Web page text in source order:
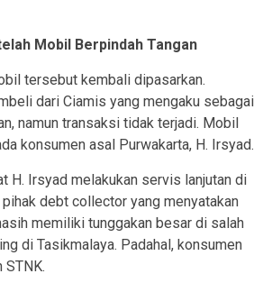
Mobil Berpindah Tangan
tersebut kembali dipasarkan.
dari Ciamis yang mengaku sebagai
namun transaksi tidak terjadi. Mobil
konsumen asal Purwakarta, H. Irsyad.
H. Irsyad melakukan servis lanjutan di
debt collector yang menyatakan
memiliki tunggakan besar di salah
di Tasikmalaya. Padahal, konsumen
STNK.